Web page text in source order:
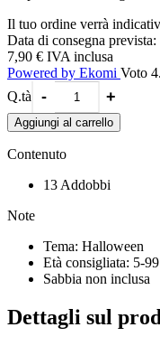
All'interno dell'album sono
colore, ma ogni bambino
preferisce, dando spazio
con la sabbia, gli addobbi
appendere, senza ulteriori
perfettamente incollata ai
Il tuo ordine verrà
Data di consegna
7,90 € IVA inclusa
Powered by Ekomi Voto
Q.tà
- +
Aggiungi al carrello
Contenuto
13 Addobbi
Note
Tema: Halloween
Età consigliata: 5-
Sabbia non inclusa
Dettagli sul